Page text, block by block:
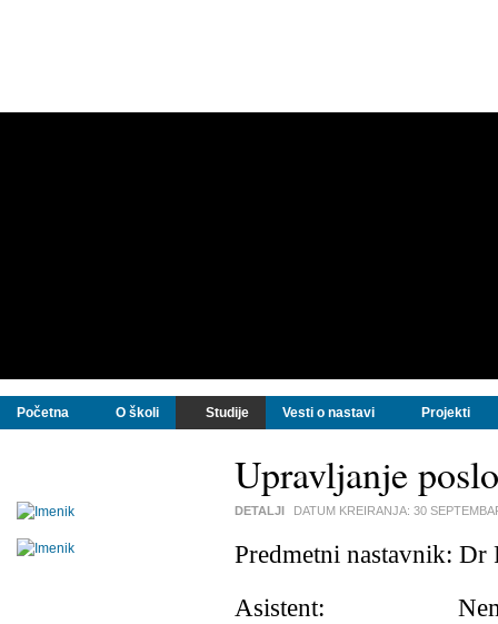
Početna O školi Studije Vesti o nastavi Projekti
Upravljanje
DETALJI DATUM KREIRANJA: 30
Predmetni nastavnik:
Asistent: